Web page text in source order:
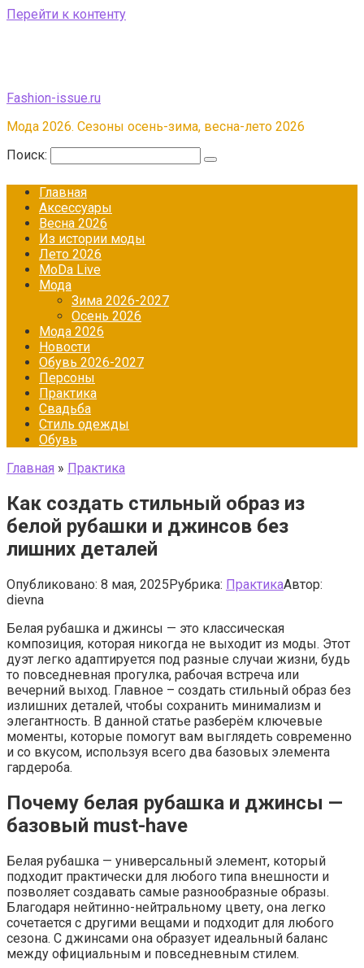
Перейти к контенту
Fashion-issue.ru
Мода 2026. Сезоны осень-зима, весна-лето 2026
Поиск:
Главная
Аксессуары
Весна 2026
Из истории моды
Лето 2026
МоDа Live
Мода
Зима 2026-2027
Осень 2026
Мода 2026
Новости
Обувь 2026-2027
Персоны
Практика
Свадьба
Стиль одежды
Обувь
Главная » Практика
Как создать стильный образ из
белой рубашки и джинсов без
лишних деталей
Опубликовано: 8 мая, 2025Рубрика: ПрактикаАвтор:
dievna
Белая рубашка и джинсы — это классическая
композиция, которая никогда не выходит из моды. Этот
дуэт легко адаптируется под разные случаи жизни, будь
то повседневная прогулка, рабочая встреча или
вечерний выход. Главное – создать стильный образ без
излишних деталей, чтобы сохранить минимализм и
элегантность. В данной статье разберём ключевые
моменты, которые помогут вам выглядеть современно
и со вкусом, используя всего два базовых элемента
гардероба.
Почему белая рубашка и джинсы —
базовый must-have
Белая рубашка — универсальный элемент, который
подходит практически для любого типа внешности и
позволяет создавать самые разнообразные образы.
Благодаря нейтинно-нейтральному цвету, она легко
сочетается с другими вещами и подходит для любого
сезона. С джинсами она образует идеальный баланс
между официальным и повседневным стилем.